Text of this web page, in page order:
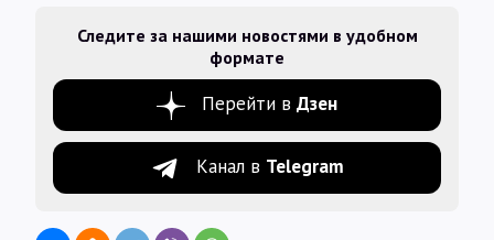
Следите за нашими новостями в удобном
формате
Перейти в Дзен
Канал в Telegram